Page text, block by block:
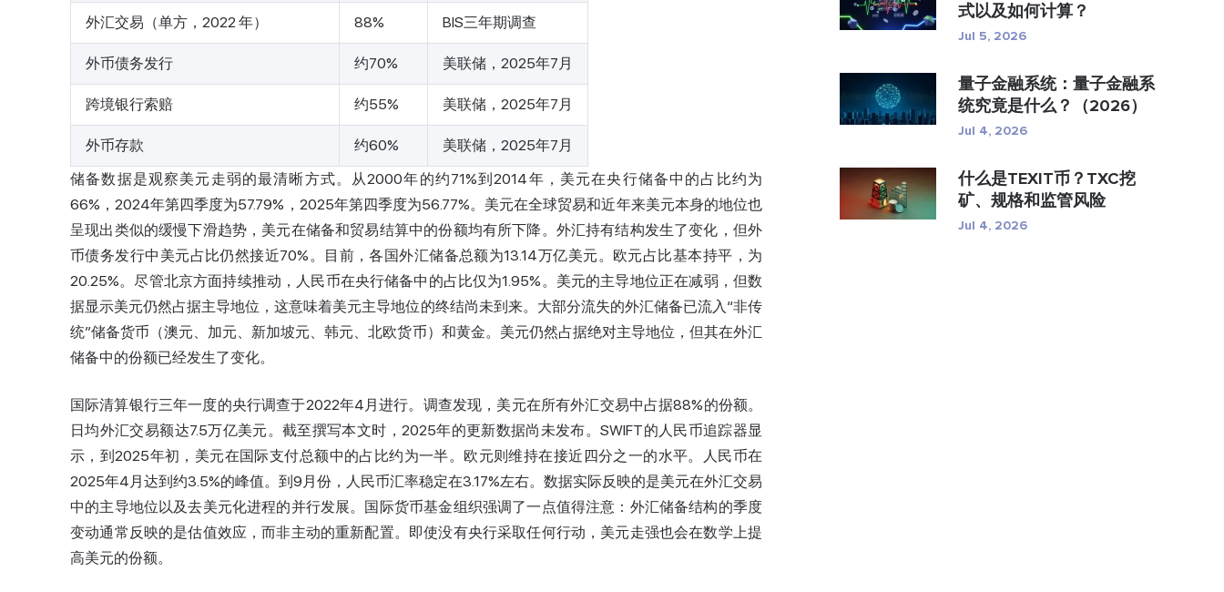
外汇交易（单方，2022 年） 88% BIS三年期调查
外币债务发行 约70% 美联储，2025年7月
跨境银行索赔 约55% 美联储，2025年7月
外币存款 约60%
美联储，2025年7月
储备数据是观察美元走弱的最清晰方式。从2000年的约71%到2014年，美元在央行储备中的占比约为
66%，2024年第四季度为57.79%，2025年第四季度为56.77%。美元在全球贸易和近年来美元本身的地位也
呈现出类似的缓慢下滑趋势，美元在储备和贸易结算中的份额均有所下降。外汇持有结构发生了变化，但外
币债务发行中美元占比仍然接近70%。目前，各国外汇储备总额为13.14万亿美元。欧元占比基本持平，为
20.25%。尽管北京方面持续推动，人民币在央行储备中的占比仅为1.95%。美元的主导地位正在减弱，但数
据显示美元仍然占据主导地位，这意味着美元主导地位的终结尚未到来。大部分流失的外汇储备已流入“非传
统”储备货币（澳元、加元、新加坡元、韩元、北欧货币）和黄金。美元仍然占据绝对主导地位，但其在外汇
储备中的份额已经发生了变化。
国际清算银行三年一度的央行调查于2022年4月进行。调查发现，美元在所有外汇交易中占据88%的份额。
日均外汇交易额达7.5万亿美元。截至撰写本文时，2025年的更新数据尚未发布。SWIFT的人民币追踪器显
示，到2025年初，美元在国际支付总额中的占比约为一半。欧元则维持在接近四分之一的水平。人民币在
2025年4月达到约3.5%的峰值。到9月份，人民币汇率稳定在3.17%左右。数据实际反映的是美元在外汇交易
中的主导地位以及去美元化进程的并行发展。国际货币基金组织强调了一点值得注意：外汇储备结构的季度
变动通常反映的是估值效应，而非主动的重新配置。即使没有央行采取任何行动，美元走强也会在数学上提
高美元的份额。
式以及如何计算？
Jul 5, 2026
量子金融系统：量子金融系
统究竟是什么？（2026）
Jul 4, 2026
什么是TEXIT币？TXC挖
矿、规格和监管风险
Jul 4, 2026